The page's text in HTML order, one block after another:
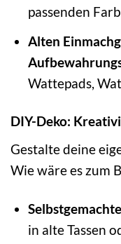
passenden
Alten
Wattepads,
DIY-Deko:
Gestalte deine
Wie wäre es zum
in alte Tassen